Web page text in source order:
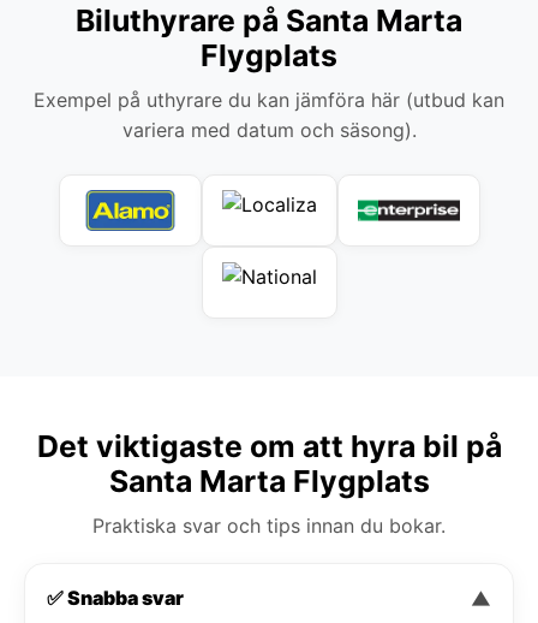
Biluthyrare på Santa Marta
Flygplats
Exempel på uthyrare du kan jämföra här (utbud kan
variera med datum och säsong).
Det viktigaste om att hyra bil på
Santa Marta Flygplats
Praktiska svar och tips innan du bokar.
✅ Snabba svar ▼